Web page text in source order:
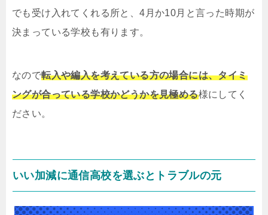
でも受け入れてくれる所と、4月か10月と言った時期が
決まっている学校も有ります。
なので転入や編入を考えている方の場合には、タイミ
ングが合っている学校かどうかを見極める様にしてく
ださい。
いい加減に通信高校を選ぶとトラブルの元